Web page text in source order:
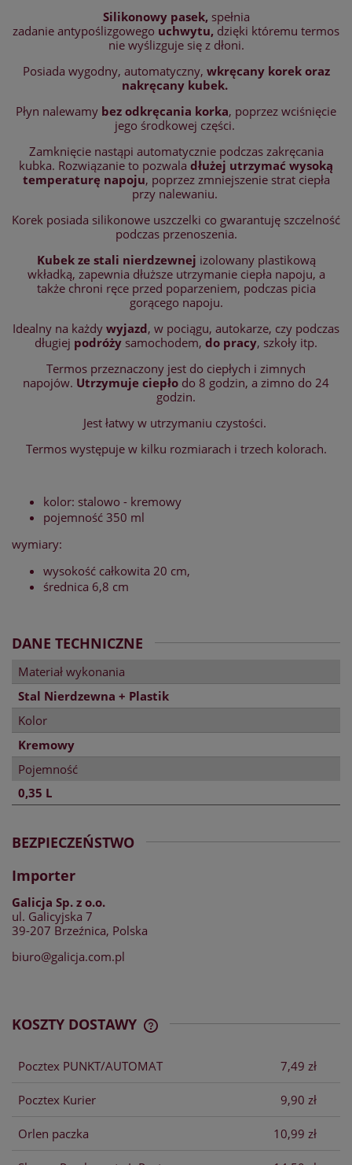
Silikonowy pasek, spełnia
zadanie antypoślizgowego uchwytu, dzięki któremu termos
nie wyślizguje się z dłoni.
Posiada wygodny, automatyczny, wkręcany korek oraz
nakręcany kubek.
Płyn nalewamy bez odkręcania korka, poprzez wciśnięcie
jego środkowej części.
Zamknięcie nastąpi automatycznie podczas zakręcania
kubka. Rozwiązanie to pozwala dłużej utrzymać wysoką
temperaturę napoju, poprzez zmniejszenie strat ciepła
przy nalewaniu.
Korek posiada silikonowe uszczelki co gwarantuję szczelność
podczas przenoszenia.
Kubek ze stali nierdzewnej izolowany plastikową
wkładką, zapewnia dłuższe utrzymanie ciepła napoju, a
także chroni ręce przed poparzeniem, podczas picia
gorącego napoju.
Idealny na każdy wyjazd, w pociągu, autokarze, czy podczas
długiej podróży samochodem, do pracy, szkoły itp.
Termos przeznaczony jest do ciepłych i zimnych
napojów. Utrzymuje ciepło do 8 godzin, a zimno do 24
godzin.
Jest łatwy w utrzymaniu czystości.
Termos występuje w kilku rozmiarach i trzech kolorach.
kolor: stalowo - kremowy
pojemność 350 ml
wymiary:
wysokość całkowita 20 cm,
średnica 6,8 cm
DANE TECHNICZNE
Materiał wykonania
Stal Nierdzewna + Plastik
Kolor
Kremowy
Pojemność
0,35 L
BEZPIECZEŃSTWO
Importer
Galicja Sp. z o.o.
ul. Galicyjska 7
39-207 Brzeźnica, Polska
biuro@galicja.com.pl
KOSZTY DOSTAWY
Pocztex PUNKT/AUTOMAT 7,49 zł
Pocztex Kurier 9,90 zł
Orlen paczka 10,99 zł